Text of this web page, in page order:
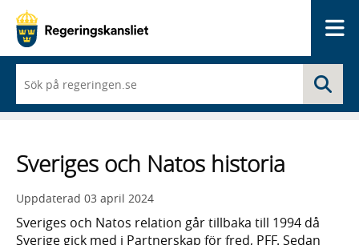
du
börjar
skriva
en
lista
med
sökförslag
Sveriges och Natos historia
Uppdaterad 03 april 2024
Sveriges och Natos relation går tillbaka till 1994 då
Sverige gick med i Partnerskap för fred, PFF. Sedan